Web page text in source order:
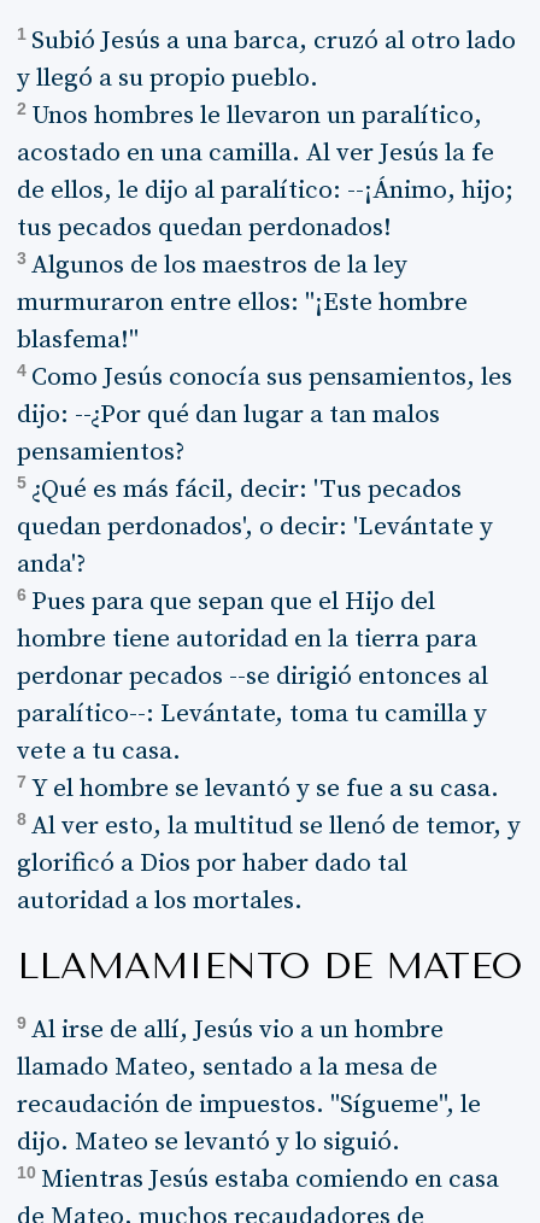
1 Subió Jesús a una barca, cruzó al otro lado
y llegó a su propio pueblo.
2 Unos hombres le llevaron un paralítico,
acostado en una camilla. Al ver Jesús la fe
de ellos, le dijo al paralítico: --¡Ánimo, hijo;
tus pecados quedan perdonados!
3 Algunos de los maestros de la ley
murmuraron entre ellos: "¡Este hombre
blasfema!"
4 Como Jesús conocía sus pensamientos, les
dijo: --¿Por qué dan lugar a tan malos
pensamientos?
5 ¿Qué es más fácil, decir: 'Tus pecados
quedan perdonados', o decir: 'Levántate y
anda'?
6 Pues para que sepan que el Hijo del
hombre tiene autoridad en la tierra para
perdonar pecados --se dirigió entonces al
paralítico--: Levántate, toma tu camilla y
vete a tu casa.
7 Y el hombre se levantó y se fue a su casa.
8 Al ver esto, la multitud se llenó de temor, y
glorificó a Dios por haber dado tal
autoridad a los mortales.
LLAMAMIENTO DE MATEO
9 Al irse de allí, Jesús vio a un hombre
llamado Mateo, sentado a la mesa de
recaudación de impuestos. "Sígueme", le
dijo. Mateo se levantó y lo siguió.
10 Mientras Jesús estaba comiendo en casa
de Mateo, muchos recaudadores de